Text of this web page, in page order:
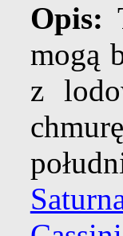
Opis:
mogą
z